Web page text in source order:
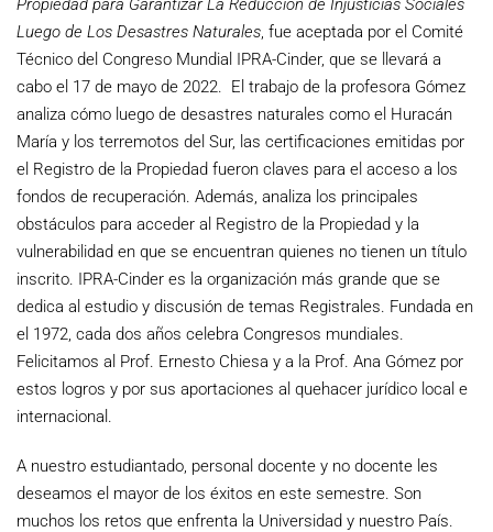
Luego de Los Desastres Naturales , fue aceptada por el Comité
Técnico del Congreso Mundial IPRA-Cinder, que se llevará a
cabo el 17 de mayo de 2022. El trabajo de la profesora Gómez
analiza cómo luego de desastres naturales como el Huracán
María y los terremotos del Sur, las certificaciones emitidas por
el Registro de la Propiedad fueron claves para el acceso a los
fondos de recuperación. Además, analiza los principales
obstáculos para acceder al Registro de la Propiedad y la
vulnerabilidad en que se encuentran quienes no tienen un título
inscrito. IPRA-Cinder es la organización más grande que se
dedica al estudio y discusión de temas Registrales. Fundada en
el 1972, cada dos años celebra Congresos mundiales.
Felicitamos al Prof. Ernesto Chiesa y a la Prof. Ana Gómez por
estos logros y por sus aportaciones al quehacer jurídico local e
internacional.
A nuestro estudiantado, personal docente y no docente les
deseamos el mayor de los éxitos en este semestre. Son
muchos los retos que enfrenta la Universidad y nuestro País.